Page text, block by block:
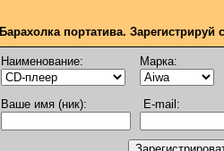
Барахолка портатива. Зарегистрируй
Наименование: Марка:
Ваше имя (ник): E-mail: